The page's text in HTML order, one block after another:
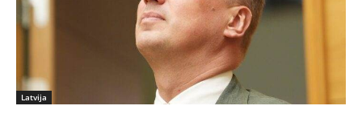
Latvija